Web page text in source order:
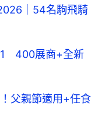
｜54名駒飛騎
1 400展商+全新
父親節適用+任食